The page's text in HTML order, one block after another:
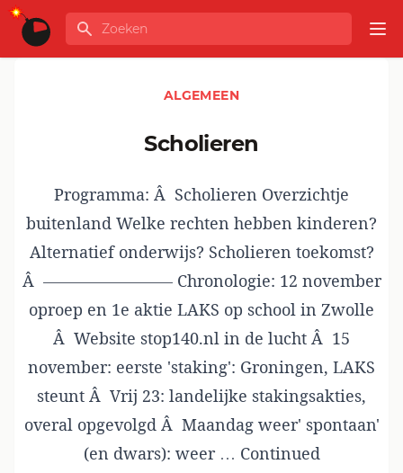
Ga naar de inhoud
GLOBALINFO
Zoeken
ALGEMEEN
scholieren
Programma: Â Scholieren Overzichtje
buitenland Welke rechten hebben kinderen?
Alternatief onderwijs? Scholieren toekomst?
Â ———————— Chronologie: 12 november
oproep en 1e aktie LAKS op school in Zwolle
Â Website stop140.nl in de lucht Â 15
november: eerste 'staking': Groningen, LAKS
steunt Â Vrij 23: landelijke stakingsakties,
overal opgevolgd Â Maandag weer' spontaan'
(en dwars): weer … Continued